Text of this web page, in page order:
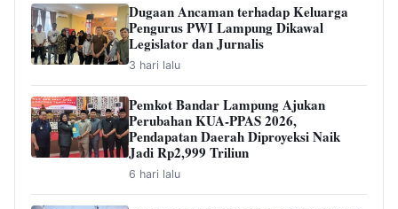
Dugaan Ancaman terhadap Keluarga
Pengurus PWI Lampung Dikawal
Legislator dan Jurnalis
3 hari lalu
Pemkot Bandar Lampung Ajukan
Perubahan KUA-PPAS 2026,
Pendapatan Daerah Diproyeksi Naik
Jadi Rp2,999 Triliun
6 hari lalu